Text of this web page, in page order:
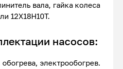
вала, гайка колеса
12Х18Н10Т.
насосов:
электрообогрев.